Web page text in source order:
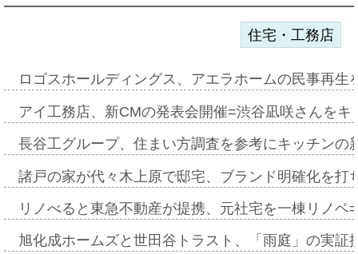
住宅・工務店
ロゴスホールディングス、アエラホームの民事再
アイ工務店、新CMの発表会開催=渋谷凪咲さんを
長谷工グループ、住まい方調査を参考にキッチン
諸戸の家が代々木上原で邸宅、ブランド明確化を
リノべると東急不動産が提携、元社宅を一棟リノ
旭化成ホームズと世田谷トラスト、「雨庭」の実